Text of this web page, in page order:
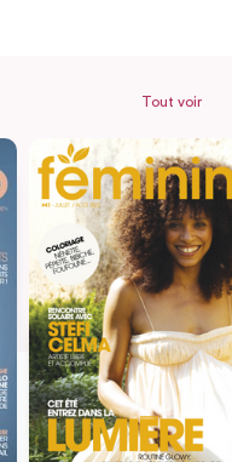
Tout voir